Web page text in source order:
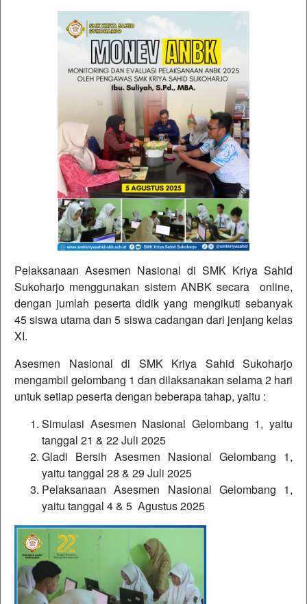
Pelaksanaan Asesmen Nasional di SMK Kriya Sahid
Sukoharjo menggunakan sistem ANBK secara online,
dengan jumlah peserta didik yang mengikuti sebanyak
45 siswa utama dan 5 siswa cadangan dari jenjang kelas
XI.
Asesmen Nasional di SMK Kriya Sahid Sukoharjo
mengambil gelombang 1 dan dilaksanakan selama 2 hari
untuk setiap peserta dengan beberapa tahap, yaitu :
Simulasi Asesmen Nasional Gelombang 1, yaitu
tanggal 21 & 22 Juli 2025
Gladi Bersih Asesmen Nasional Gelombang 1,
yaitu tanggal 28 & 29 Juli 2025
Pelaksanaan Asesmen Nasional Gelombang 1,
yaitu tanggal 4 & 5 Agustus 2025